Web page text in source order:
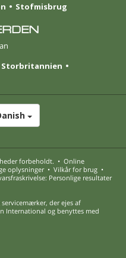
Stofmisbrug
Storbritannien
forbeholdt. • Online
oplysninger• Vilkår for brug •
Personlige resultater
der ejes af
International og benyttes med